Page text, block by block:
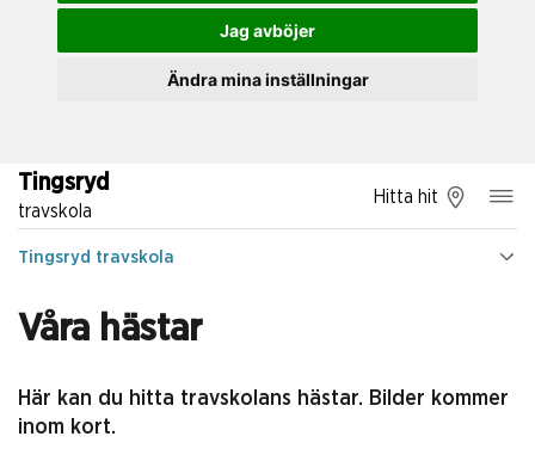
Jag avböjer
Ändra mina inställningar
Tingsryd
travskola
Hitta hit
Tingsryd travskola
Våra hästar
Här kan du hitta travskolans hästar. Bilder kommer
inom kort.